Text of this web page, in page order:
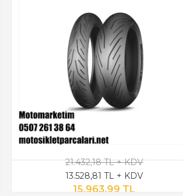
21.432,18 TL + KDV
13.528,81 TL + KDV
15.963,99 TL